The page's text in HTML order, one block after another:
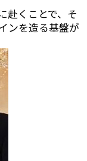
赴くことで、そ
ンを造る基盤が